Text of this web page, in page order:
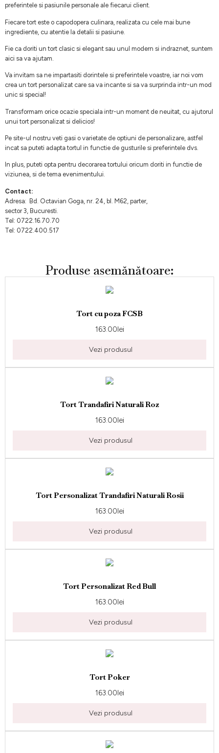
preferintele si pasiunile personale ale fiecarui client.
Fiecare tort este o capodopera culinara, realizata cu cele mai bune
ingrediente, cu atentie la detalii si pasiune.
Fie ca doriti un tort clasic si elegant sau unul modern si indraznet, suntem
aici sa va ajutam.
Va invitam sa ne impartasiti dorintele si preferintele voastre, iar noi vom
crea un tort personalizat care sa va incante si sa va surprinda intr-un mod
unic si special!
Transformam orice ocazie speciala intr-un moment de neuitat, cu ajutorul
unui tort personalizat si delicios!
Pe site-ul nostru veti gasi o varietate de optiuni de personalizare, astfel
incat sa puteti adapta tortul in functie de gusturile si preferintele dvs.
In plus, puteti opta pentru decorarea tortului oricum doriti in functie de
viziunea, si de tema evenimentului.
Contact:
Adresa: Bd. Octavian Goga, nr. 24, bl. M62, parter,
sector 3, Bucuresti.
Tel: 0722.16.70.70
Tel: 0722.400.517
Produse asemănătoare:
Tort cu poza FCSB
163.00lei
Vezi produsul
Tort Trandafiri Naturali Roz
163.00lei
Vezi produsul
Tort Personalizat Trandafiri Naturali Rosii
163.00lei
Vezi produsul
Tort Personalizat Red Bull
163.00lei
Vezi produsul
Tort Poker
163.00lei
Vezi produsul